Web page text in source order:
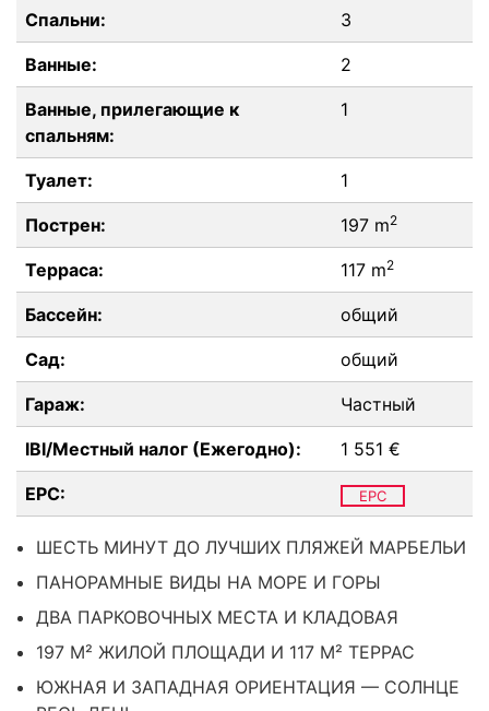
Спальни: 3
Ванные: 2
Ванные, прилегающие к
спальням:
1
Туалет: 1
Пострен: 197 m2
Терраса: 117 m2
Бассейн: общий
Сад: общий
Гараж: Частный
IBI/Местный налог (Ежегодно): 1 551 €
EPC: EPC
ШЕСТЬ МИНУТ ДО ЛУЧШИХ ПЛЯЖЕЙ МАРБЕЛЬИ
ПАНОРАМНЫЕ ВИДЫ НА МОРЕ И ГОРЫ
ДВА ПАРКОВОЧНЫХ МЕСТА И КЛАДОВАЯ
197 М² ЖИЛОЙ ПЛОЩАДИ И 117 М² ТЕРРАС
ЮЖНАЯ И ЗАПАДНАЯ ОРИЕНТАЦИЯ — СОЛНЦЕ